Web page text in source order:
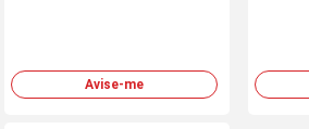
Avise-me